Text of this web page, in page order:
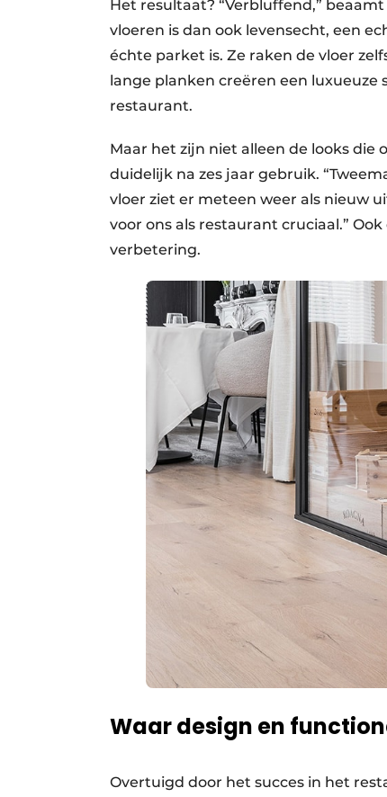
Het resultaat? “Verbluffend,”
vloeren is dan ook levensecht, een
échte parket is. Ze raken de vloer
lange planken creëren een
restaurant.
Maar het zijn niet alleen de looks die
duidelijk na zes jaar gebruik.
vloer ziet er meteen weer als nieuw
voor ons als restaurant cruciaal.”
verbetering.
Waar design en
Overtuigd door het succes in het